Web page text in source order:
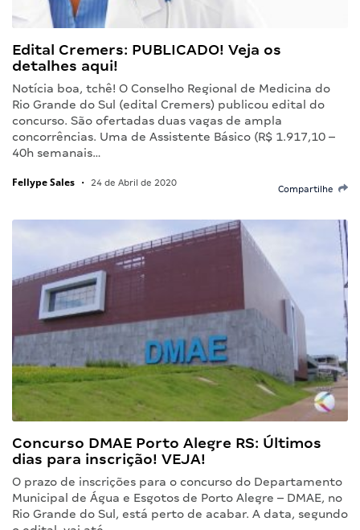
Edital Cremers: PUBLICADO! Veja os
detalhes aqui!
Notícia boa, tchê! O Conselho Regional de Medicina do
Rio Grande do Sul (edital Cremers) publicou edital do
concurso. São ofertadas duas vagas de ampla
concorrências. Uma de Assistente Básico (R$ 1.917,10 –
40h semanais…
Fellype Sales • 24 de Abril de 2020
Compartilhe
Concurso DMAE Porto Alegre RS: Últimos
dias para inscrição! VEJA!
O prazo de inscrições para o concurso do Departamento
Municipal de Água e Esgotos de Porto Alegre – DMAE, no
Rio Grande do Sul, está perto de acabar. A data, segundo